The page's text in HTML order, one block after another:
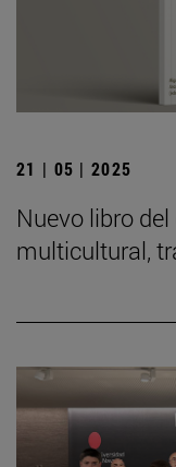
21 | 05 | 2025
Nuevo libro
multicultural,